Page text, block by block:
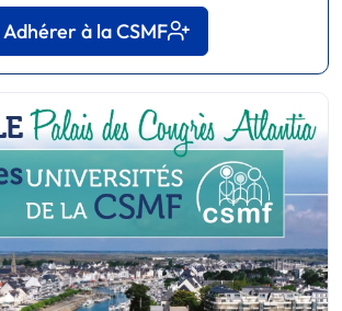
Adhérer à la CSMF